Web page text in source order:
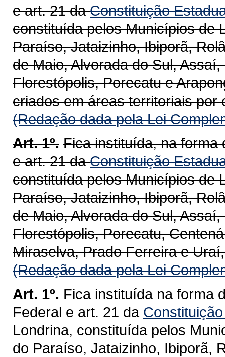
e art. 21 daConstituição
constituída pelos Municípios de
Paraíso, Jataizinho, Ibiporã,
de Maio, Alvorada do Sul,
Florestópolis, Porecatu e
criados em áreas territoriais por
(Redação dada pela Lei
Art. 1º. Fica instituída, na forma
e art. 21 daConstituição
constituída pelos Municípios de
Paraíso, Jataizinho, Ibiporã,
de Maio, Alvorada do Sul,
Florestópolis, Porecatu,
Miraselva, Prado Ferreira e
(Redação dada pela Lei
Art. 1º. Fica instituída na forma
Federal e art. 21 da
Londrina, constituída pelos
do Paraíso, Jataizinho, Ibiporã,